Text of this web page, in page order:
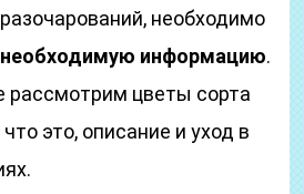
необходимо
необходимую информацию.
рассмотрим цветы сорта
это, описание и уход в